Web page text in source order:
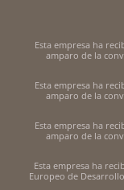
Esta empresa ha
amparo de la
Esta empresa ha
amparo de la
Esta empresa ha
amparo de la
Esta empresa ha
Europeo de